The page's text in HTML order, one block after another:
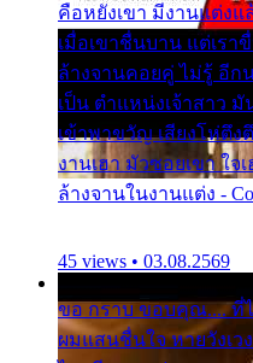
คือหยังเขา มีงานแต่งแ
เมื่อเขาชื่นบาน แต่เรา
ล้างจานคอยคู่ ไม่รู้ อีก
เป็น ตำแหน่งเจ้าสาว
เข้าพาขวัญ เสียงโห่ตึง
งานเฮา มัวซอยเขา ใ
ล้างจานในงานแต่ง -
45 views • 03.08.2569
ขอ กราบ ขอบคุณ.... ที่
ผมแสนชื่นใจ หายวังเว